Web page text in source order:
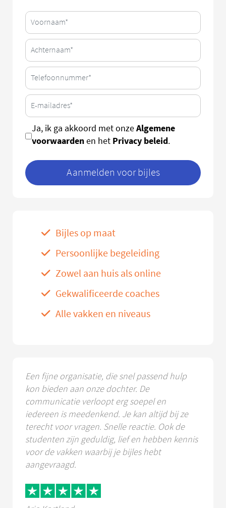
Ja, ik ga akkoord met onzeAlgemene
voorwaardenen het Privacy beleid.
Aanmelden voor bijles
Bijles op maat
Persoonlijke begeleiding
Zowel aan huis als online
Gekwalificeerde coaches
Alle vakken en niveaus
Een fijne organisatie, die snel passend hulp
kon bieden aan onze dochter. De
communicatie verloopt erg soepel en
iedereen is meedenkend. Je kan altijd bij ze
terecht voor vragen. Snelle reactie. Ook de
studenten zijn geduldig, lief en hebben kennis
voor de vakken waarbij je bijles hebt
aangevraagd.